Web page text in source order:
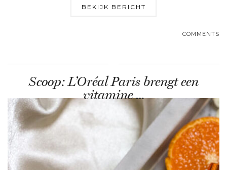
BEKIJK BERICHT
COMMENTS
Scoop: L’Oréal Paris brengt een
vitamine …